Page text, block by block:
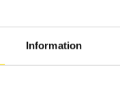
Information
flödar i en ledare när
Dettaflöde,
bildar grunden för
från enkla
Ström i praktiken